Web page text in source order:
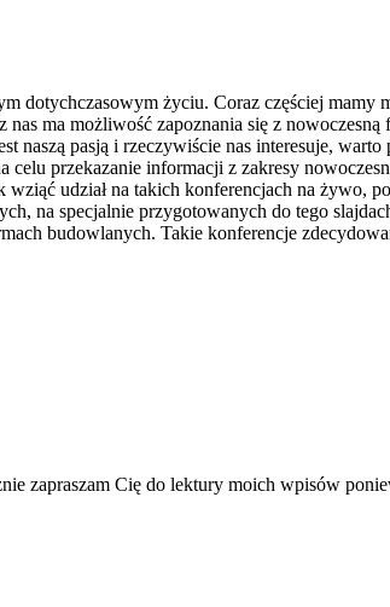
dotychczasowym życiu. Coraz częściej mamy
ma możliwość zapoznania się z
pasją i rzeczywiście nas interesuje, warto
przekazanie informacji z zakresy
udział na takich konferencjach na żywo,
na specjalnie przygotowanych do tego
budowlanych. Takie konferencje
zapraszam Cię do lektury moich wpisów